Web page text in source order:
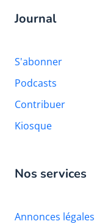
Journal
S'abonner
Podcasts
Contribuer
Kiosque
Nos services
Annonces légales